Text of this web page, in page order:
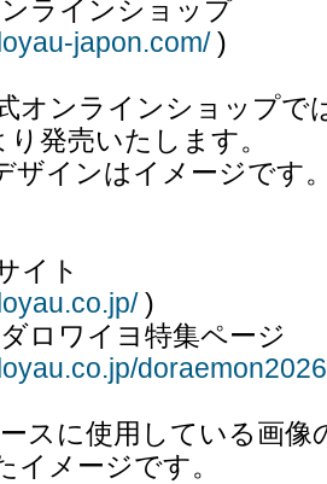
ラインショップ
japon.com/)
オンラインショップで
発売いたします。
ザインはイメージです
イト
)
ロワイヨ特集ページ
スに使用している画像
イメージです。